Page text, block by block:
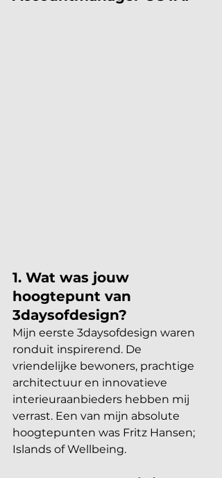
1. Wat was jouw
hoogtepunt van
3daysofdesign?
Mijn eerste 3daysofdesign waren
ronduit inspirerend. De
vriendelijke bewoners, prachtige
architectuur en innovatieve
interieuraanbieders hebben mij
verrast. Een van mijn absolute
hoogtepunten was Fritz Hansen;
Islands of Wellbeing.